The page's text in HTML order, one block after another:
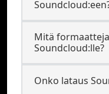
Mitä
Soundcloud:lle?
Onko lataus